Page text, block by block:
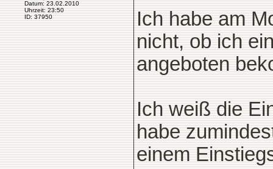
Datum: 23.02.2010
Uhrzeit: 23:50
ID: 37950
Ich habe am
nicht, ob ich
angeboten
Ich weiß die
habe
einem